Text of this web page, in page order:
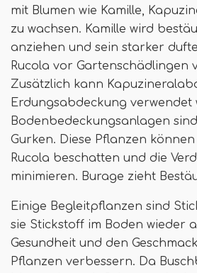
mit Blumen wie Kamille,
zu wachsen. Kamille wird
anziehen und sein starker
Rucola vor Gartenschädlingen
Zusätzlich kann
Erdungsabdeckung verwendet
Bodenbedeckungsanlagen
Gurken. Diese Pflanzen
Rucola beschatten und die
minimieren. Burage zieht
Einige Begleitpflanzen sind
sie Stickstoff im Boden wieder
Gesundheit und den
Pflanzen verbessern. Da